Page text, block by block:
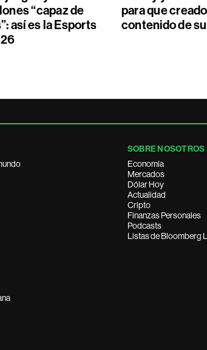
“capaz de
así es la Esports
para que
contenido de
SOBRE NOSOTROS
Economía
Mercados
Dólar Hoy
Actualidad
Cripto
Finanzas Personales
Podcasts
Listas de Bloomberg